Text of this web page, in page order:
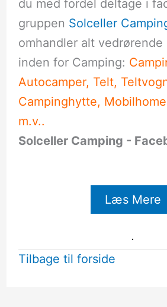
du med fordel deltage i
gruppen Solceller
omhandler alt vedrørende
inden for Camping:
Autocamper, Telt,
Campinghytte,
m.v..
Solceller Camping -
Læs Mere
Tilbage til forside